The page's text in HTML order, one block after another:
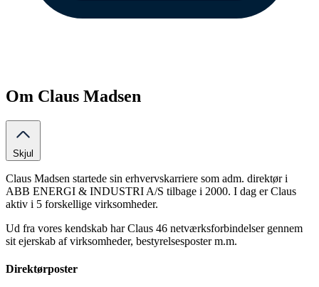
Om Claus Madsen
Skjul
Claus Madsen startede sin erhvervskarriere som adm. direktør i
ABB ENERGI & INDUSTRI A/S tilbage i 2000. I dag er Claus
aktiv i 5 forskellige virksomheder.
Ud fra vores kendskab har Claus 46 netværksforbindelser gennem
sit ejerskab af virksomheder, bestyrelsesposter m.m.
Direktørposter